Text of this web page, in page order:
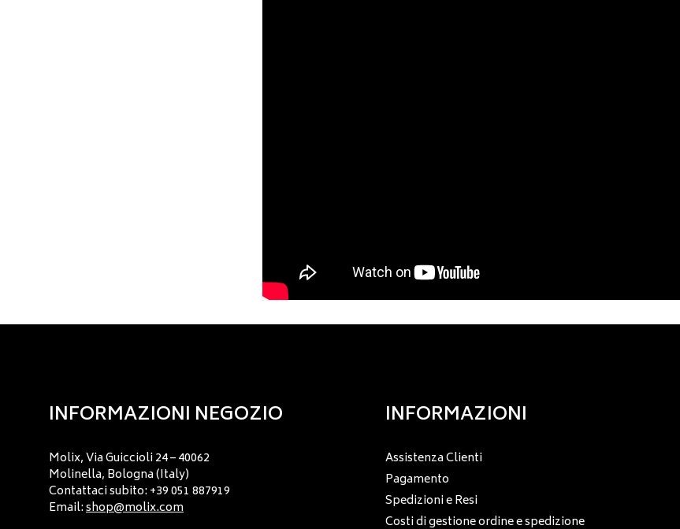
INFORMAZIONI NEGOZIO
Molix, Via Guiccioli 24 – 40062
Molinella, Bologna (Italy)
Contattaci subito: +39 051 887919
Email:shop@molix.com
INFORMAZIONI
Assistenza Clienti
Pagamento
Spedizioni e Resi
Costi di gestione ordine e spedizione